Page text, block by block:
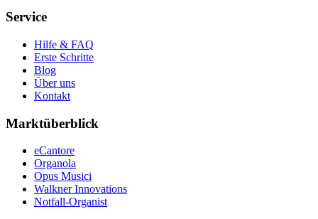
Service
Hilfe & FAQ
Erste Schritte
Blog
Über uns
Kontakt
Marktüberblick
eCantore
Organola
Opus Musici
Walkner Innovations
Notfall-Organist